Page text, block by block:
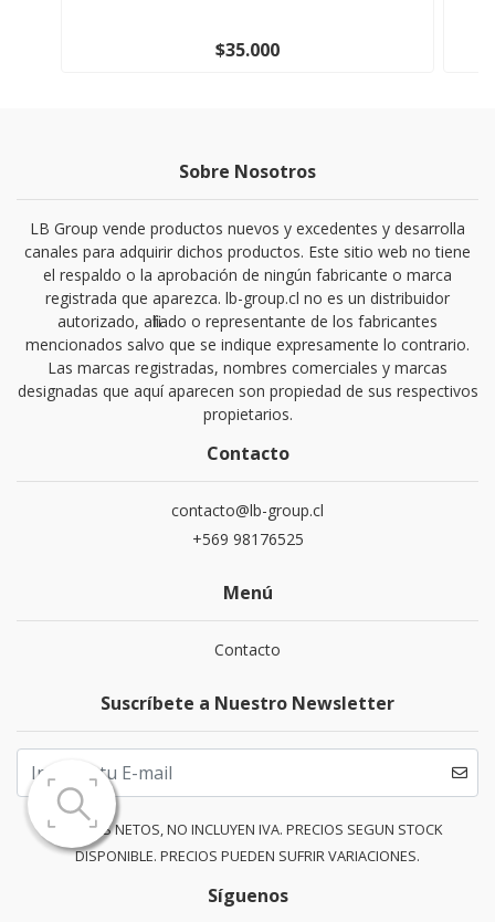
$35.000
Sobre Nosotros
LB Group vende productos nuevos y excedentes y desarrolla
canales para adquirir dichos productos. Este sitio web no tiene
el respaldo o la aprobación de ningún fabricante o marca
registrada que aparezca. lb-group.cl no es un distribuidor
autorizado, afiliado o representante de los fabricantes
mencionados salvo que se indique expresamente lo contrario.
Las marcas registradas, nombres comerciales y marcas
designadas que aquí aparecen son propiedad de sus respectivos
propietarios.
Contacto
contacto@lb-group.cl
+569 98176525
Menú
Contacto
Suscríbete a Nuestro Newsletter
PRECIOS NETOS, NO INCLUYEN IVA. PRECIOS SEGUN STOCK
DISPONIBLE. PRECIOS PUEDEN SUFRIR VARIACIONES.
Síguenos